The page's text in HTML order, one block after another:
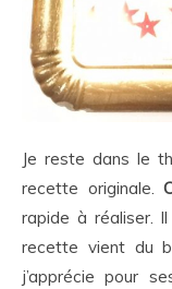
Je reste dans le
recette originale.
rapide à réaliser.
recette vient du
j’apprécie pour